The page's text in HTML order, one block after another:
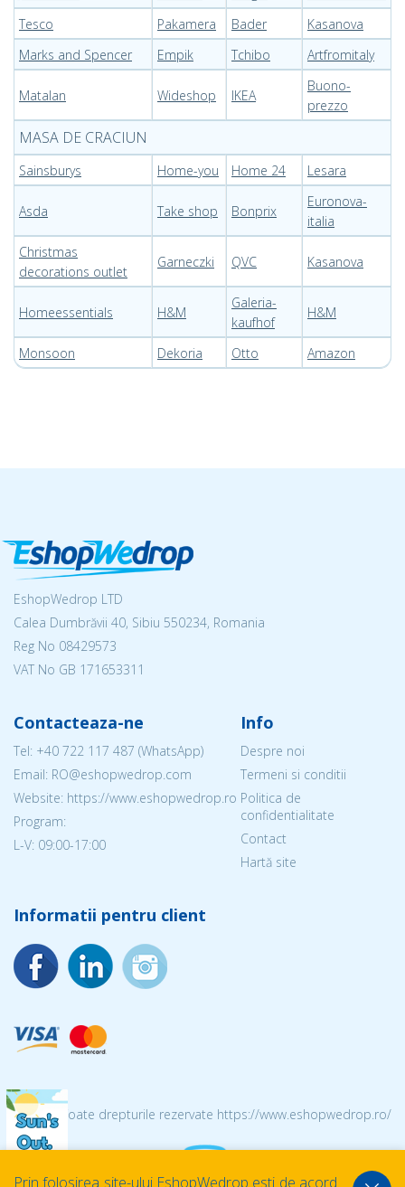
Tesco
Pakamera Bader
Kasanova
Marks and Spencer
Empik Tchibo Artfromitaly
Matalan Wideshop IKEA
Buono-
prezzo
MASA DE CRACIUN
Sainsburys Home-you Home 24 Lesara
Asda Take shop Bonprix
Euronova-
italia
Christmas
decorations outlet
Garneczki QVC Kasanova
Homeessentials H&M
Galeria-
kaufhof
H&M
Monsoon Dekoria Otto Amazon
EshopWedrop LTD
Calea Dumbrăvii 40, Sibiu 550234, Romania
Reg No 08429573
VAT No GB 171653311
Contacteaza-ne
Tel: +40 722 117 487 (WhatsApp)
Email: RO@eshopwedrop.com
Website: https://www.eshopwedrop.ro
Program:
L-V: 09:00-17:00
Info
Despre noi
Termeni si conditii
Politica de
confidentialitate
Contact
Hartă site
Informatii pentru client
© 2026 Toate drepturile rezervate https://www.eshopwedrop.ro/
Prin folosirea site-ului EshopWedrop esti de acord